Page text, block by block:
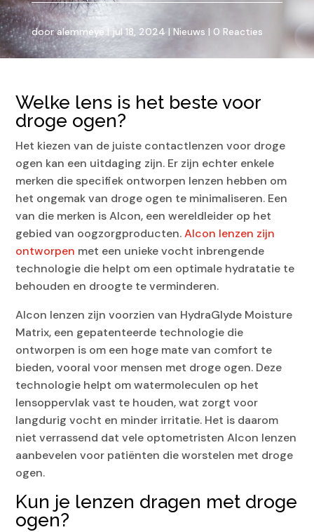
dooralemmeye jul 18, 2024 | Nieuws | 0 Reacties
Welke lens is het beste voor
droge ogen?
Het kiezen van de juiste contactlenzen voor droge
ogen kan een uitdaging zijn. Er zijn echter enkele
merken die specifiek ontworpen lenzen hebben om
het ongemak van droge ogen te minimaliseren. Een
van die merken is Alcon, een wereldleider op het
gebied van oogzorgproducten.Alcon lenzen zijn
ontworpen met een unieke vocht inbrengende
technologie die helpt om een optimale hydratatie te
behouden en droogte te verminderen.
Alcon lenzen zijn voorzien van HydraGlyde Moisture
Matrix, een gepatenteerde technologie die
ontworpen is om een hoge mate van comfort te
bieden, vooral voor mensen met droge ogen. Deze
technologie helpt om watermoleculen op het
lensoppervlak vast te houden, wat zorgt voor
langdurig vocht en minder irritatie. Het is daarom
niet verrassend dat vele optometristen Alcon lenzen
aanbevelen voor patiënten die worstelen met droge
ogen.
Kun je lenzen dragen met droge
ogen?